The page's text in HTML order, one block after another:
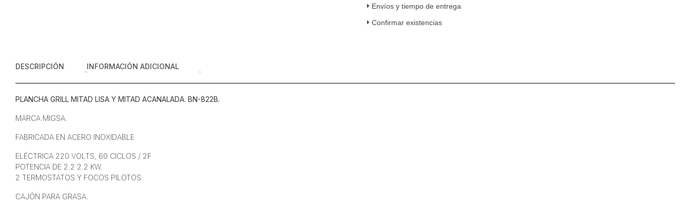
Mitad
220
Envíos y tiempo de entrega
Confirmar existencias
DESCRIPCIÓN INFORMACIÓN ADICIONAL
PLANCHA GRILL MITAD LISA Y MITAD ACANALADA. BN-822B.
MARCA MIGSA.
FABRICADA EN ACERO INOXIDABLE
ELÉCTRICA 220 VOLTS, 60 CICLOS / 2F
POTENCIA DE 2.2 2.2 KW.
2 TERMOSTATOS Y FOCOS PILOTOS
CAJÓN PARA GRASA.